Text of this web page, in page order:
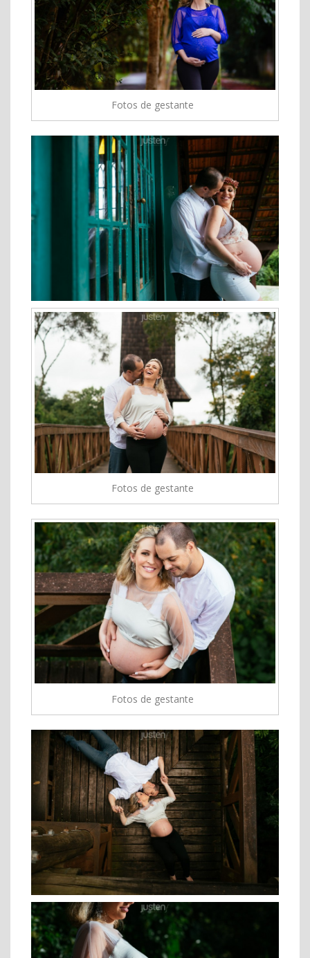
Fotos de gestante
Fotos de gestante
Fotos de gestante